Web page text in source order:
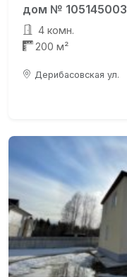
дом № 105145003
4 комн.
200 м²
Дерибасовская ул.